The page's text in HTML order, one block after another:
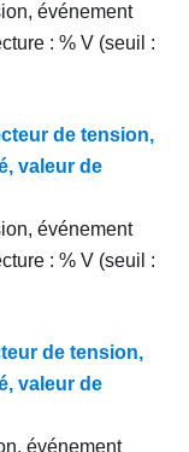
événement
: % V (seuil :
de tension,
valeur de
événement
: % V (seuil :
de tension,
valeur de
événement